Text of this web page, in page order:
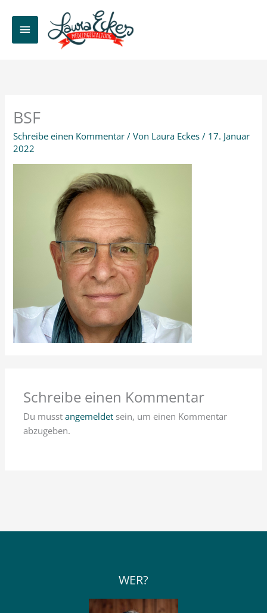
Inhalt
springenHAUPTMENÜ
BSF
Schreibe einen Kommentar / Von Laura Eckes/ 17. Januar
2022
Schreibe einen Kommentar
Du musstangemeldet sein, um einen Kommentar
abzugeben.
WER?